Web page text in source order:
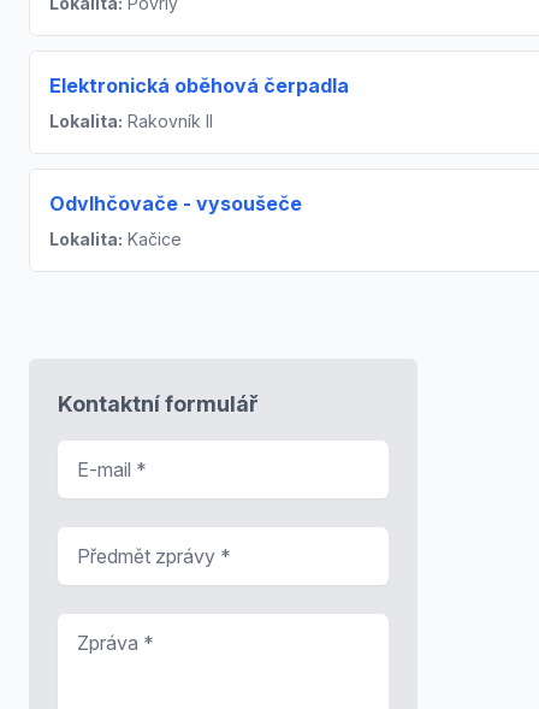
Elektronická oběhová čerpadla
Lokalita: Rakovník II
Odvlhčovače - vysoušeče
Lokalita: Kačice
Kontaktní formulář